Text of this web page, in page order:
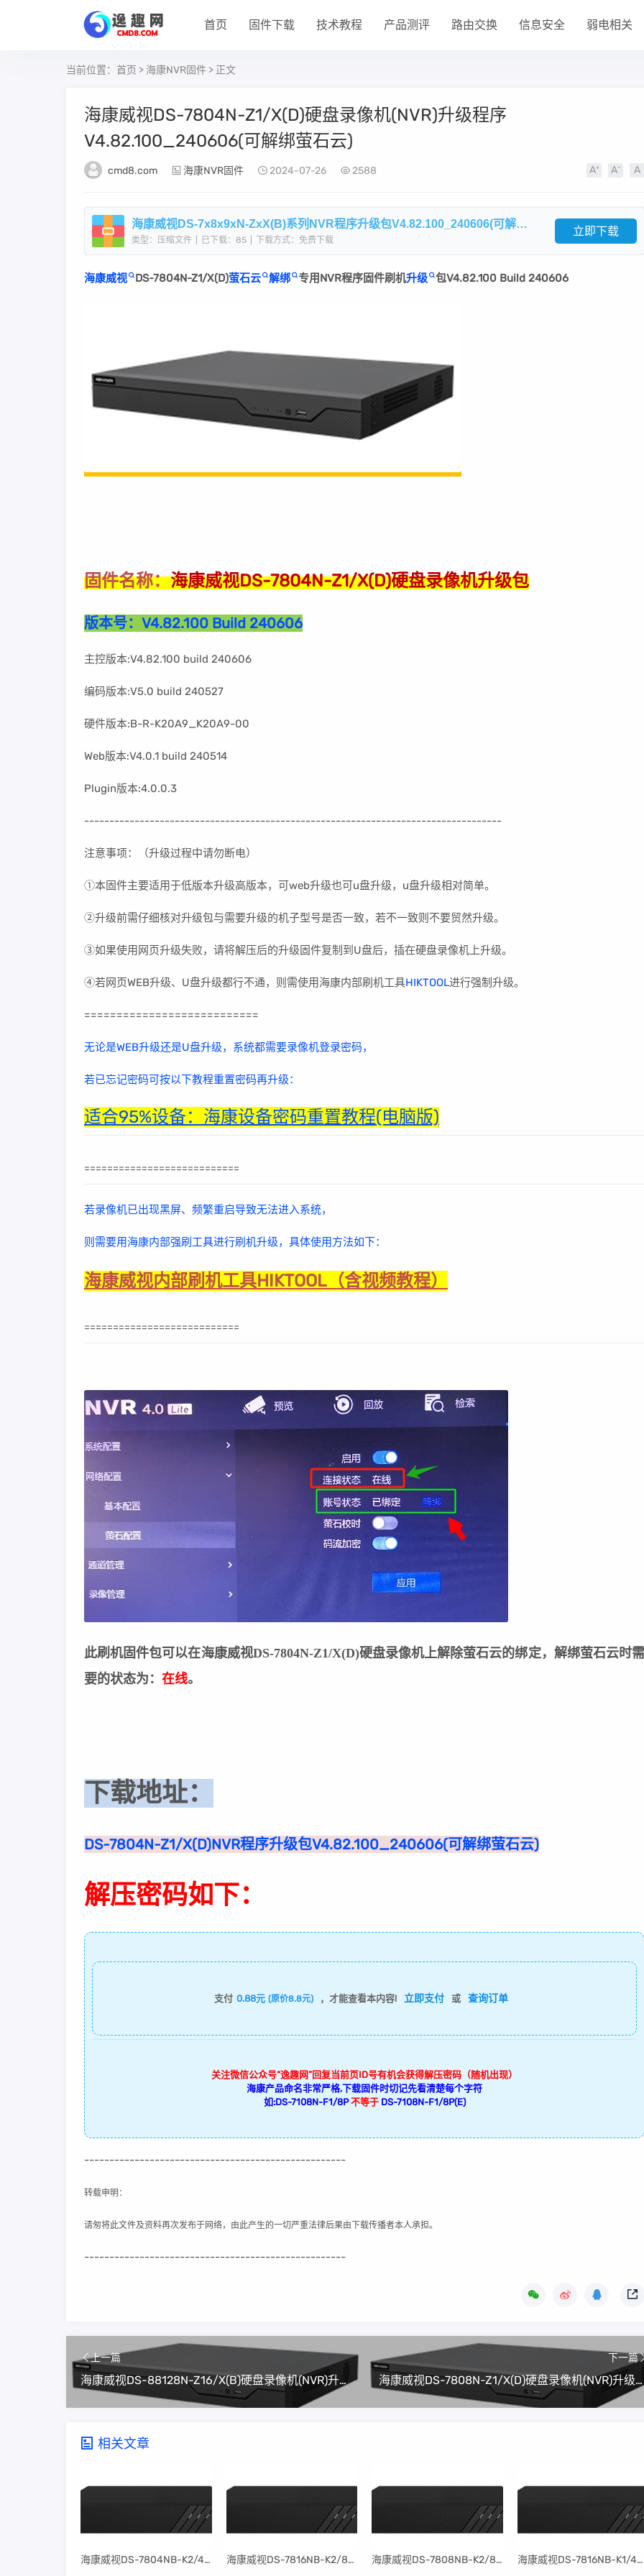
首页 固件下载 技术教程 产品测评 路由交换 信息安全 弱电相关
当前位置： 首页 > 海康NVR固件 > 正文
海康威视DS-7804N-Z1/X(D)硬盘录像机(NVR)升级程序
V4.82.100_240606(可解绑萤石云)
cmd8.com 海康NVR固件 2024-07-26 2588
海康威视DS-7x8x9xN-ZxX(B)系列NVR程序升级包V4.82.100_240606(可解萤石云).zip
类型：压缩文件 已下载：85 下载方式：免费下载
立即下载
海康威视 DS-7804N-Z1/X(D)萤石云 解绑 专用NVR程序固件刷机升级 包V4.82.100 Build 240606
固件名称：海康威视DS-7804N-Z1/X(D)硬盘录像机升级包
版本号： V4.82.100 Build 240606
主控版本:V4.82.100 build 240606
编码版本:V5.0 build 240527
硬件版本:B-R-K20A9_K20A9-00
Web版本:V4.0.1 build 240514
Plugin版本:4.0.0.3
-----------------------------------------------------------------------------------
注意事项：（升级过程中请勿断电）
①本固件主要适用于低版本升级高版本，可web升级也可u盘升级，u盘升级相对简单。
②升级前需仔细核对升级包与需要升级的机子型号是否一致，若不一致则不要贸然升级。
③如果使用网页升级失败，请将解压后的升级固件复制到U盘后，插在硬盘录像机上升级。
④若网页WEB升级、U盘升级都行不通，则需使用海康内部刷机工具HIKTOOL进行强制升级。
===========================
无论是WEB升级还是U盘升级，系统都需要录像机登录密码，
若已忘记密码可按以下教程重置密码再升级：
适合95%设备：海康设备密码重置教程(电脑版)
===========================
若录像机已出现黑屏、频繁重启导致无法进入系统，
则需要用海康内部强刷工具进行刷机升级，具体使用方法如下：
海康威视内部刷机工具HIKTOOL（含视频教程）
===========================
此刷机固件包可以在海康威视DS-7804N-Z1/X(D)硬盘录像机上解除萤石云的绑定， 解绑萤石云时
要的状态为： 在线。
下载地址：
DS-7804N-Z1/X(D)NVR程序升级包V4.82.100_240606(可解绑萤石云)
解压密码如下：
支付 0.88元 (原价8.8元) ，才能查看本内容! 立即支付 或 查询订单
关注微信公众号“逸趣网”回复当前页ID号有机会获得解压密码（随机出现）
海康产品命名非常严格,下载固件时切记先看清楚每个字符
如:DS-7108N-F1/8P 不等于 DS-7108N-F1/8P(E)
----------------------------------------------------
转载申明：
请匆将此文件及资料再次发布于网络，由此产生的一切严重法律后果由下载传播者本人承担。
----------------------------------------------------
上一篇
海康威视DS-88128N-Z16/X(B)硬盘录像机(NVR)升级程序V4.82.100_240606(可解绑萤石云)
下一篇
海康威视DS-7808N-Z1/X(D)硬盘录像机(NVR)升级程序V4.82.100_240606(可解绑萤石云)
相关文章
​海康威视DS-7804NB-K2/4P固件升级包V4.30.097build240401 ​海康威视DS-7816NB-K2/8P固件升级包V4.30.097build240401 ​海康威视DS-7808NB-K2/8P固件升级包V4.30.097build240401 ​海康威视DS-7816NB-K1/4P固件升级包V4.30.097build240401